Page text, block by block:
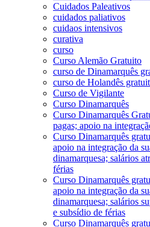
Cuidados Paleativos
cuidados paliativos
cuidaos intensivos
curativa
curso
Curso Alemão Gratuito
curso de Dinamarquês
curso de Holandês
Curso de Vigilante
Curso Dinamarquês
Curso Dinamarquês
pagas; apoio na
Curso Dinamarquês
apoio na integração da
dinamarquesa; salários
férias
Curso Dinamarquês
apoio na integração da
dinamarquesa; salários
e subsídio de férias
Curso Dinamarquês